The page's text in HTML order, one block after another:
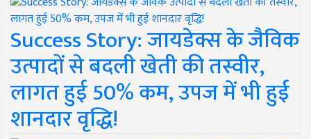
Success Story: जायडेक्स के जैविक
उत्पादों से बदली खेती की तस्वीर,
लागत हुई 50% कम, उपज में भी हुई
शानदार वृद्धि!